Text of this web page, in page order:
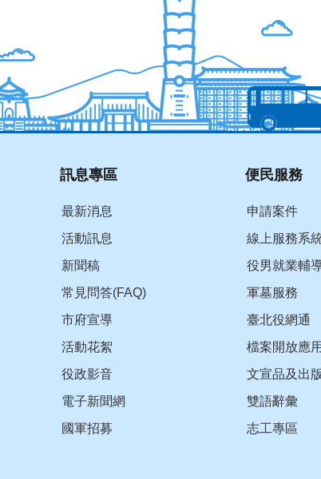
訊息專區
最新消息
活動訊息
新聞稿
常見問答(FAQ)
市府宣導
活動花絮
役政影音
電子新聞網
國軍招募
便民服務
申請案件
線上服務系
役男就業輔
軍墓服務
臺北役網通
檔案開放應
文宣品及出
雙語辭彙
志工專區